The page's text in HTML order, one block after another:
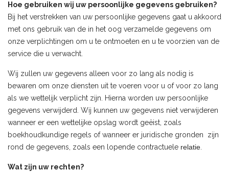
Hoe gebruiken wij uw persoonlijke gegevens gebruiken?
Bij het verstrekken van uw persoonlijke gegevens gaat u akkoord
met ons gebruik van de in het oog verzamelde gegevens om
onze verplichtingen om u te ontmoeten en u te voorzien van de
service die u verwacht.
Wij zullen uw gegevens alleen voor zo lang als nodig is
bewaren om onze diensten uit te voeren voor u of voor zo lang
als we wettelijk verplicht zijn. Hierna worden uw persoonlijke
gegevens verwijderd. Wij kunnen uw gegevens niet verwijderen
wanneer er een wettelijke opslag wordt geëist, zoals
boekhoudkundige regels of wanneer er juridische gronden zijn
rond de gegevens, zoals een lopende contractuele relatie.
Wat zijn uw rechten?